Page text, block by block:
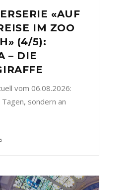
«AUF
IM ZOO
(4/5):
– DIE
vom 06.08.2026:
sondern an